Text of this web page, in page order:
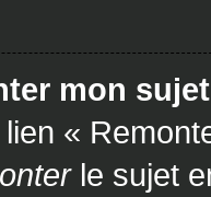
mon
«
le sujet